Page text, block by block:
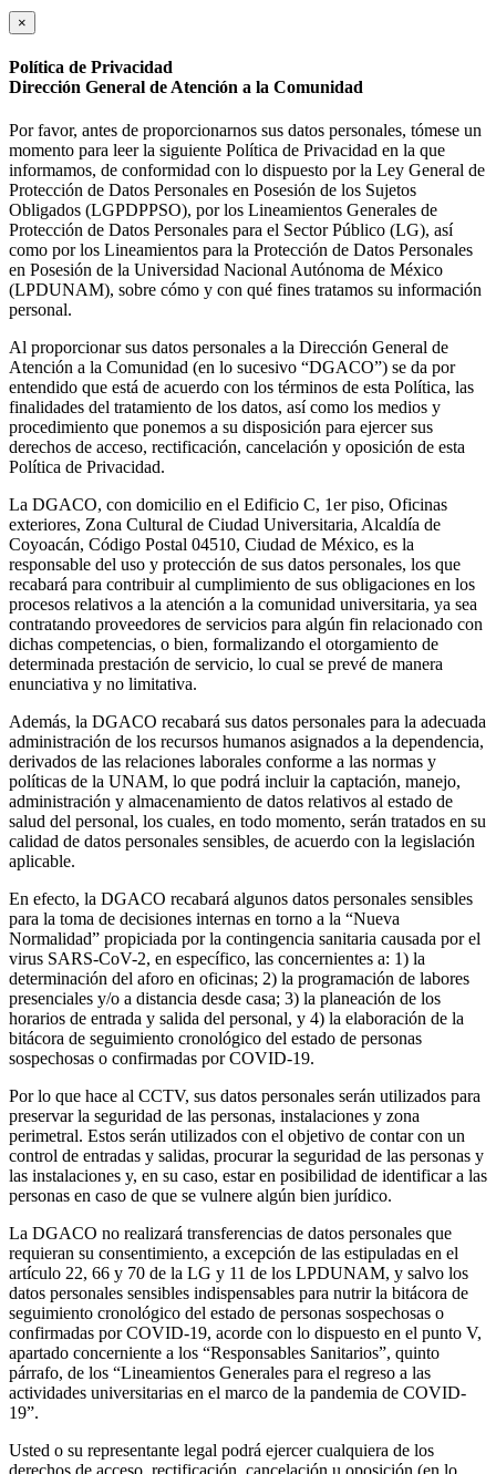
×
Política de Privacidad
Dirección General de Atención a la Comunidad
Por favor, antes de proporcionarnos sus datos personales, tómese un
momento para leer la siguiente Política de Privacidad en la que
informamos, de conformidad con lo dispuesto por la Ley General de
Protección de Datos Personales en Posesión de los Sujetos
Obligados (LGPDPPSO), por los Lineamientos Generales de
Protección de Datos Personales para el Sector Público (LG), así
como por los Lineamientos para la Protección de Datos Personales
en Posesión de la Universidad Nacional Autónoma de México
(LPDUNAM), sobre cómo y con qué fines tratamos su información
personal.
Al proporcionar sus datos personales a la Dirección General de
Atención a la Comunidad (en lo sucesivo “DGACO”) se da por
entendido que está de acuerdo con los términos de esta Política, las
finalidades del tratamiento de los datos, así como los medios y
procedimiento que ponemos a su disposición para ejercer sus
derechos de acceso, rectificación, cancelación y oposición de esta
Política de Privacidad.
La DGACO, con domicilio en el Edificio C, 1er piso, Oficinas
exteriores, Zona Cultural de Ciudad Universitaria, Alcaldía de
Coyoacán, Código Postal 04510, Ciudad de México, es la
responsable del uso y protección de sus datos personales, los que
recabará para contribuir al cumplimiento de sus obligaciones en los
procesos relativos a la atención a la comunidad universitaria, ya sea
contratando proveedores de servicios para algún fin relacionado con
dichas competencias, o bien, formalizando el otorgamiento de
determinada prestación de servicio, lo cual se prevé de manera
enunciativa y no limitativa.
Además, la DGACO recabará sus datos personales para la adecuada
administración de los recursos humanos asignados a la dependencia,
derivados de las relaciones laborales conforme a las normas y
políticas de la UNAM, lo que podrá incluir la captación, manejo,
administración y almacenamiento de datos relativos al estado de
salud del personal, los cuales, en todo momento, serán tratados en su
calidad de datos personales sensibles, de acuerdo con la legislación
aplicable.
En efecto, la DGACO recabará algunos datos personales sensibles
para la toma de decisiones internas en torno a la “Nueva
Normalidad” propiciada por la contingencia sanitaria causada por el
virus SARS-CoV-2, en específico, las concernientes a: 1) la
determinación del aforo en oficinas; 2) la programación de labores
presenciales y/o a distancia desde casa; 3) la planeación de los
horarios de entrada y salida del personal, y 4) la elaboración de la
bitácora de seguimiento cronológico del estado de personas
sospechosas o confirmadas por COVID-19.
Por lo que hace al CCTV, sus datos personales serán utilizados para
preservar la seguridad de las personas, instalaciones y zona
perimetral. Estos serán utilizados con el objetivo de contar con un
control de entradas y salidas, procurar la seguridad de las personas y
las instalaciones y, en su caso, estar en posibilidad de identificar a las
personas en caso de que se vulnere algún bien jurídico.
La DGACO no realizará transferencias de datos personales que
requieran su consentimiento, a excepción de las estipuladas en el
artículo 22, 66 y 70 de la LG y 11 de los LPDUNAM, y salvo los
datos personales sensibles indispensables para nutrir la bitácora de
seguimiento cronológico del estado de personas sospechosas o
confirmadas por COVID-19, acorde con lo dispuesto en el punto V,
apartado concerniente a los “Responsables Sanitarios”, quinto
párrafo, de los “Lineamientos Generales para el regreso a las
actividades universitarias en el marco de la pandemia de COVID-
19”.
Usted o su representante legal podrá ejercer cualquiera de los